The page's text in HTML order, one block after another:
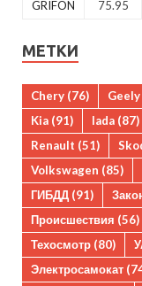
GRIFON
75.95
МЕТКИ
Chery (76) Geely
Kia (91) lada (87)
Renault (51)
Volkswagen (85)
ГИБДД (91)
Происшествия (56)
Техосмотр (80)
Электросамокат